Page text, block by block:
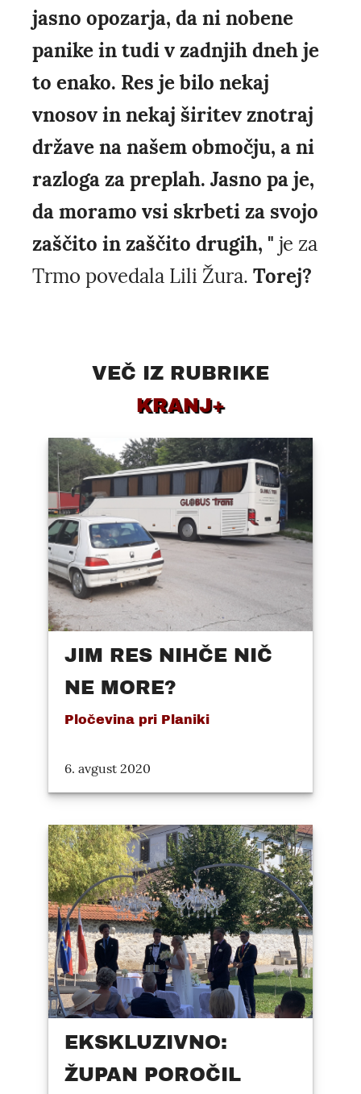
jasno opozarja, da ni nobene
panike in tudi v zadnjih dneh je
to enako. Res je bilo nekaj
vnosov in nekaj širitev znotraj
države na našem območju, a ni
razloga za preplah. Jasno pa je,
da moramo vsi skrbeti za svojo
zaščito in zaščito drugih, " je za
Trmo povedala Lili Žura. Torej?
VEČ IZ RUBRIKE
KRANJ+
JIM RES NIHČE NIČ
NE MORE?
Pločevina pri Planiki
6. avgust 2020
EKSKLUZIVNO:
ŽUPAN POROČIL